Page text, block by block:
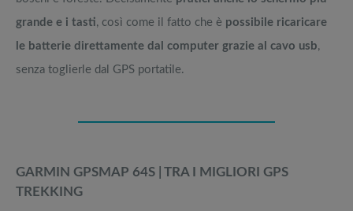
grande e i tasti, così come il fatto che è possibile ricaricare
le batterie direttamente dal computer grazie al cavo usb,
senza toglierle dal GPS portatile.
GARMIN GPSMAP 64S | TRA I MIGLIORI GPS
TREKKING